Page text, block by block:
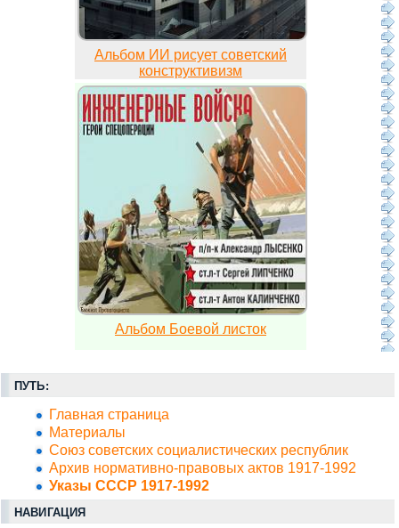
Альбом ИИ рисует советский
конструктивизм
Альбом Боевой листок
ПУТЬ:
Главная страница
Материалы
Союз советских социалистических республик
Архив нормативно-правовых актов 1917-1992
Указы СССР 1917-1992
НАВИГАЦИЯ